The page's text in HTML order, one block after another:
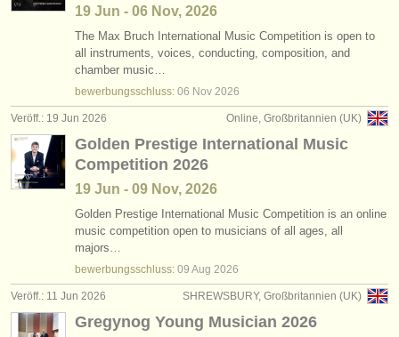
19 Jun - 06 Nov, 2026
The Max Bruch International Music Competition is open to
all instruments, voices, conducting, composition, and
chamber music…
bewerbungsschluss: 06 Nov 2026
Online, Großbritannien (UK)
Veröff.: 19 Jun 2026
Golden Prestige International Music
Competition 2026
19 Jun - 09 Nov, 2026
Golden Prestige International Music Competition is an online
music competition open to musicians of all ages, all
majors…
bewerbungsschluss: 09 Aug 2026
SHREWSBURY, Großbritannien (UK)
Veröff.: 11 Jun 2026
Gregynog Young Musician 2026